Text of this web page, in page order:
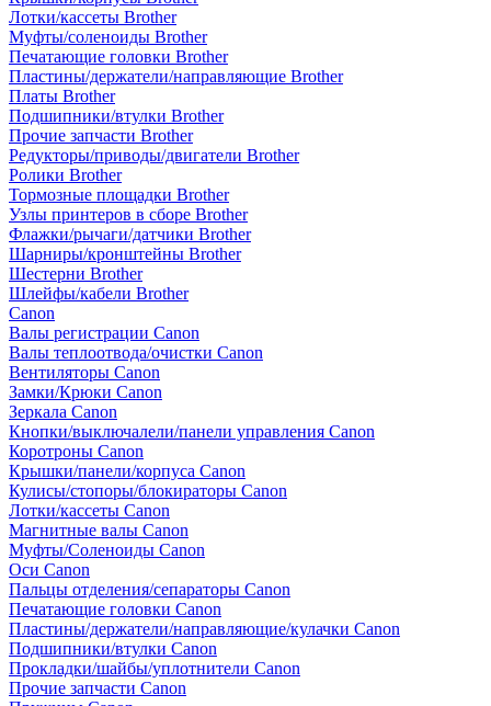
Лотки/кассеты Brother
Муфты/соленоиды Brother
Печатающие головки Brother
Пластины/держатели/направляющие Brother
Платы Brother
Подшипники/втулки Brother
Прочие запчасти Brother
Редукторы/приводы/двигатели Brother
Ролики Brother
Тормозные площадки Brother
Узлы принтеров в сборе Brother
Флажки/рычаги/датчики Brother
Шарниры/кронштейны Brother
Шестерни Brother
Шлейфы/кабели Brother
Canon
Валы регистрации Canon
Валы теплоотвода/очистки Canon
Вентиляторы Canon
Замки/Крюки Canon
Зеркала Canon
Кнопки/выключалели/панели управления Canon
Коротроны Canon
Крышки/панели/корпуса Canon
Кулисы/стопоры/блокираторы Canon
Лотки/кассеты Canon
Магнитные валы Canon
Муфты/Соленоиды Canon
Оси Canon
Пальцы отделения/сепараторы Canon
Печатающие головки Canon
Пластины/держатели/направляющие/кулачки Canon
Подшипники/втулки Canon
Прокладки/шайбы/уплотнители Canon
Прочие запчасти Canon